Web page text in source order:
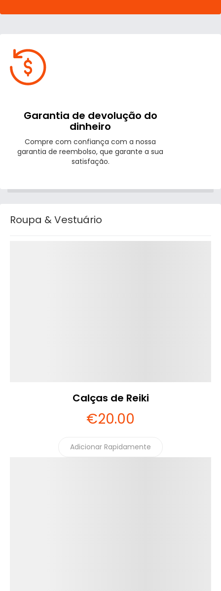
Garantia de devolução do
dinheiro
Compre com confiança com a nossa
garantia de reembolso, que garante a sua
satisfação.
Roupa & Vestuário
Calças de Reiki
€20.00
Adicionar Rapidamente